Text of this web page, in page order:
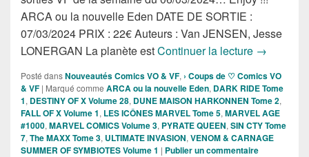
ARCA ou la nouvelle Eden DATE DE SORTIE :
07/03/2024 PRIX : 22€ Auteurs : Van JENSEN, Jesse
LONERGAN La planète estContinuer la lecture Sorties
→
Posté dansNouveautés Comics VO & VF, › Coups de ♡ Comics VO
& VF | Marqué comme ARCA ou la nouvelle Eden, DARK RIDE Tome
1, DESTINY OF X Volume 28, DUNE MAISON HARKONNEN Tome 2,
FALL OF X Volume 1, LES ICÔNES MARVEL Tome 5, MARVEL AGE
#1000, MARVEL COMICS Volume 3, PYRATE QUEEN, SIN CTY Tome
7, The MAXX Tome 3, ULTIMATE INVASION, VENOM & CARNAGE
SUMMER OF SYMBIOTES Volume 1 | Publier un commentaire